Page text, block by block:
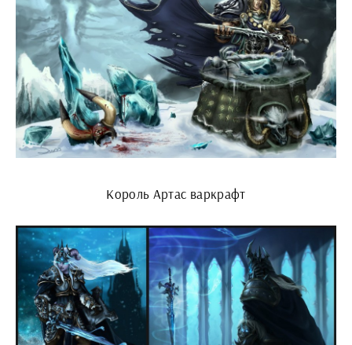
Король Артас варкрафт